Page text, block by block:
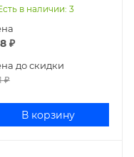
в наличии: 3
₽
до скидки
₽
В корзину